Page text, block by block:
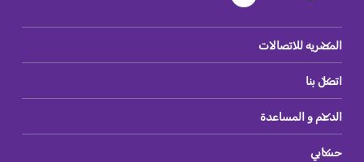
المصريه للاتصالات
اتصل بنا
الدعم و المساعدة
حسابي